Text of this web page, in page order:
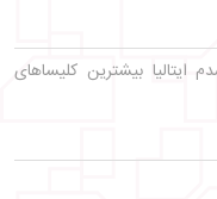
ایتالیا بیشترین کلیساهای